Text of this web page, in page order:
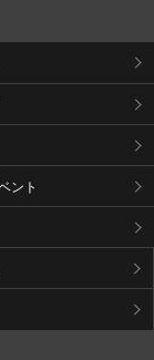
ント